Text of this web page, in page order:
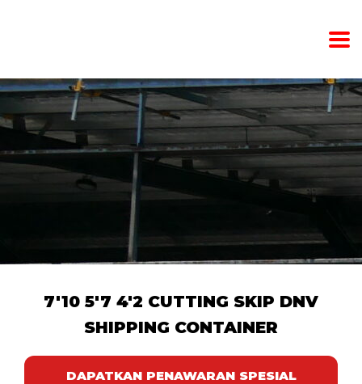
7'10 5'7 4'2 CUTTING SKIP DNV
SHIPPING CONTAINER
DAPATKAN PENAWARAN SPESIAL